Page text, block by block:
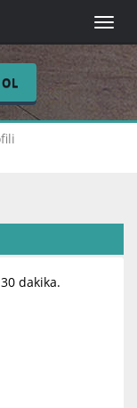
Toggle
dakika.